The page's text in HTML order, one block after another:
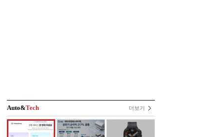
Auto&Tech 더보기